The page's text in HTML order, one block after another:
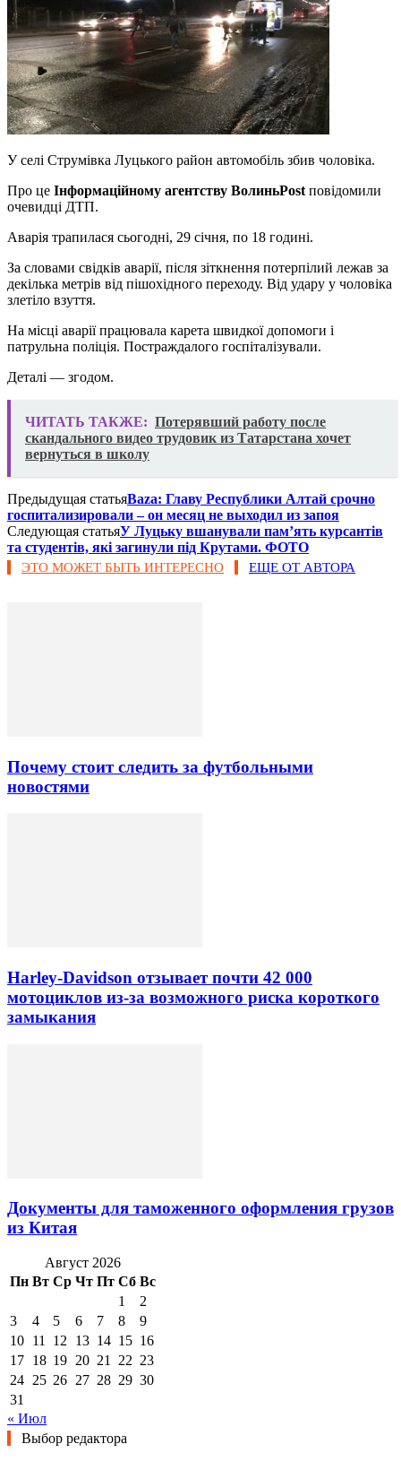
У селі Струмівка Луцького район автомобіль збив чоловіка.
Про це Інформаційному агентству ВолиньPost повідомили
очевидці ДТП.
Аварія трапилася сьогодні, 29 січня, по 18 годині.
За словами свідків аварії, після зіткнення потерпілий лежав за
декілька метрів від пішохідного переходу. Від удару у чоловіка
злетіло взуття.
На місці аварії працювала карета швидкої допомоги і
патрульна поліція. Постраждалого госпіталізували.
Деталі — згодом.
ЧИТАТЬ ТАКЖЕ: Потерявший работу после
скандального видео трудовик из Татарстана хочет
вернуться в школу
Предыдущая статьяBazа: Главу Республики Алтай срочно
госпитализировали – он месяц не выходил из запоя
Следующая статьяУ Луцьку вшанували пам’ять курсантів
та студентів, які загинули під Крутами. ФОТО
ЭТО МОЖЕТ БЫТЬ ИНТЕРЕСНО ЕЩЕ ОТ АВТОРА
Почему стоит следить за футбольными
новостями
Harley-Davidson отзывает почти 42 000
мотоциклов из-за возможного риска короткого
замыкания
Документы для таможенного оформления грузов
из Китая
Август 2026
Пн Вт Ср Чт Пт Сб Вс
1
2
3
4 5 6 7 8
9
10 11 12 13 14 15 16
17 18 19 20 21 22 23
24 25 26 27 28 29 30
31
« Июл
Выбор редактора